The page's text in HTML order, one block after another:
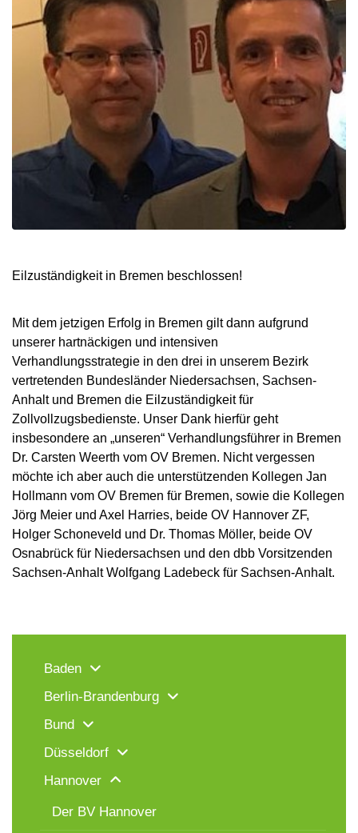
Eilzuständigkeit in Bremen beschlossen!
Mit dem jetzigen Erfolg in Bremen gilt dann aufgrund
unserer hartnäckigen und intensiven
Verhandlungsstrategie in den drei in unserem Bezirk
vertretenden Bundesländer Niedersachsen, Sachsen-
Anhalt und Bremen die Eilzuständigkeit für
Zollvollzugsbedienste. Unser Dank hierfür geht
insbesondere an „unseren“ Verhandlungsführer in Bremen
Dr. Carsten Weerth vom OV Bremen. Nicht vergessen
möchte ich aber auch die unterstützenden Kollegen Jan
Hollmann vom OV Bremen für Bremen, sowie die Kollegen
Jörg Meier und Axel Harries, beide OV Hannover ZF,
Holger Schoneveld und Dr. Thomas Möller, beide OV
Osnabrück für Niedersachsen und den dbb Vorsitzenden
Sachsen-Anhalt Wolfgang Ladebeck für Sachsen-Anhalt.
Baden
Berlin-Brandenburg
Bund
Düsseldorf
Hannover
Der BV Hannover